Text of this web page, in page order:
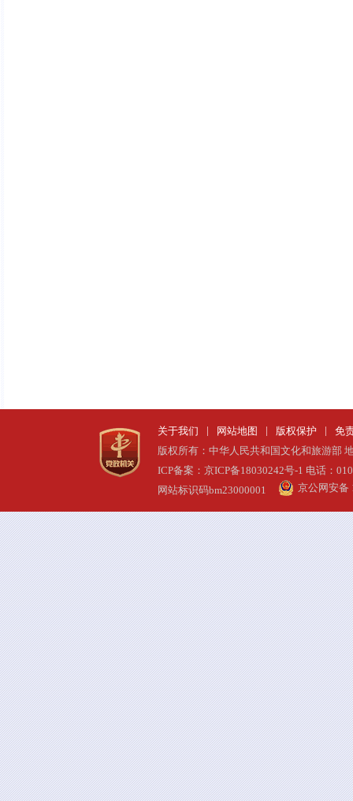
关于我们 | 网站地图 | 版权保护 |
免
版权所有：中华人民共和国文化和旅游部
ICP备案：京ICP备18030242号-1 电话：
网站标识码bm23000001
京公网安备